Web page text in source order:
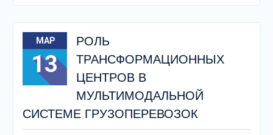
МАР
13
РОЛЬ
ТРАНСФОРМАЦИОННЫХ
ЦЕНТРОВ В
МУЛЬТИМОДАЛЬНОЙ
СИСТЕМЕ ГРУЗОПЕРЕВОЗОК